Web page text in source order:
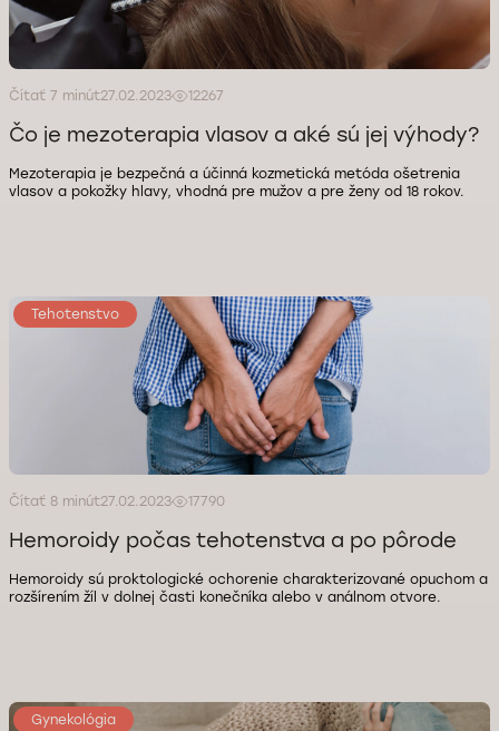
Čítať 7 minút27.02.2023 12267
Čo je mezoterapia vlasov a aké sú jej výhody?
Mezoterapia je bezpečná a účinná kozmetická metóda ošetrenia
vlasov a pokožky hlavy, vhodná pre mužov a pre ženy od 18 rokov.
Tehotenstvo
Čítať 8 minút27.02.2023 17790
Hemoroidy počas tehotenstva a po pôrode
Hemoroidy sú proktologické ochorenie charakterizované opuchom a
rozšírením žíl v dolnej časti konečníka alebo v análnom otvore.
Gynekológia